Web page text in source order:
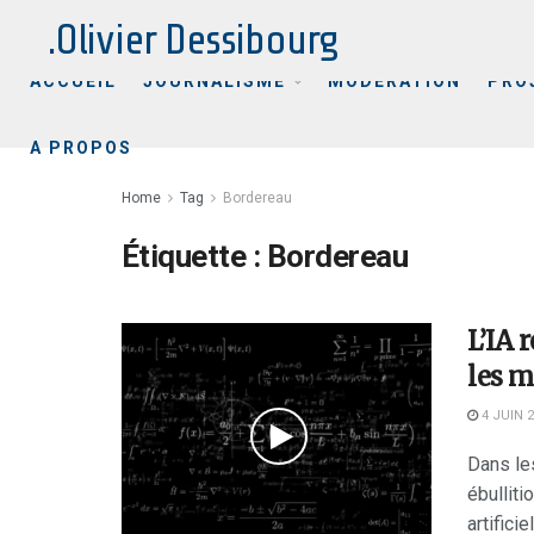
.Olivier Dessibourg
ACCUEIL JOURNALISME MODÉRATION
A PROPOS
Home Tag Bordereau
Étiquette : Bordereau
L’IA
les
4 JUIN
Dans